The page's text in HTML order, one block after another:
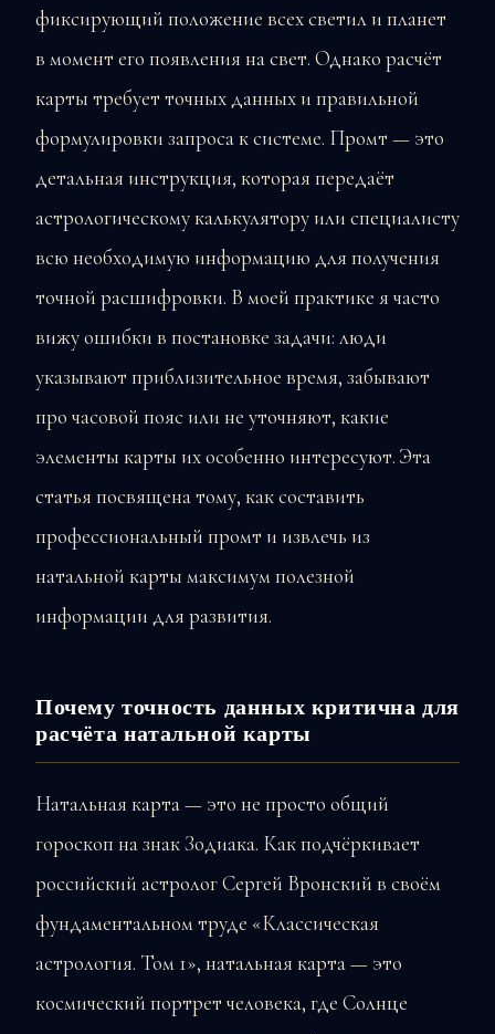
фиксирующий положение всех светил и планет
в момент его появления на свет. Однако расчёт
карты требует точных данных и правильной
формулировки запроса к системе. Промт — это
детальная инструкция, которая передаёт
астрологическому калькулятору или специалисту
всю необходимую информацию для получения
точной расшифровки. В моей практике я часто
вижу ошибки в постановке задачи: люди
указывают приблизительное время, забывают
про часовой пояс или не уточняют, какие
элементы карты их особенно интересуют. Эта
статья посвящена тому, как составить
профессиональный промт и извлечь из
натальной карты максимум полезной
информации для развития.
Почему точность данных критична для
расчёта натальной карты
Натальная карта — это не просто общий
гороскоп на знак Зодиака. Как подчёркивает
российский астролог Сергей Вронский в своём
фундаментальном труде «Классическая
астрология. Том 1», натальная карта — это
космический портрет человека, где Солнце